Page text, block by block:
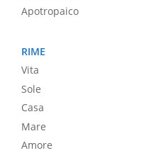
Apotropaico
RIME
Vita
Sole
Casa
Mare
Amore